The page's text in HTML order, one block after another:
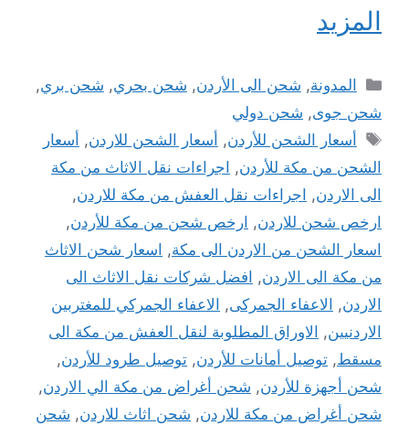
المزيد
التصنيفات
المدونة, شحن الى الأردن, شحن بحري, شحن بري,
شحن جوى, شحن دولي
الوسوم
أسعار الشحن للأردن, أسعار الشحن للاردن, أسعار
الشحن من مكة للأردن, اجراءات نقل الاثاث من مكة
الى الاردن, اجراءات نقل العفش من مكة للاردن,
ارخص شحن للاردن, ارخص شحن من مكة للأردن,
اسعار الشحن من الاردن الى مكة, اسعار شحن الاثاث
من مكة الى الاردن, افضل شركات نقل الاثاث الى
الاردن, الاعفاء الجمركى,
الاعفاء الجمركي للمغتربين
الاردنيين,
الاوراق المطلوبة لنقل العفش من مكة الى
مسقط, توصيل أمانات للأردن, توصيل طرود للأردن,
شحن أجهزة للأردن, شحن أغراض من مكة الي الاردن,
شحن أغراض من مكة للاردن, شحن اثاث للاردن, شحن